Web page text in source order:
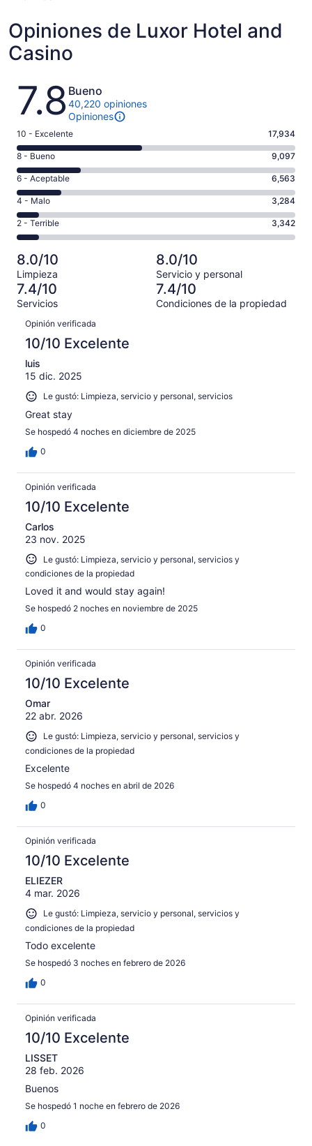
Opiniones de Luxor Hotel and
Casino
Opiniones
7.8 Bueno
40,220 opiniones
Opiniones
Puntuación
de
10,
es
decir,
Excelente.
Basada
en
de
40220
opiniones
10 - Excelente 17,934
Puntuación
de
8,
es
decir,
Bueno.
Basada
en
9097
de
40220
opiniones
8 - Bueno 9,097
Puntuación
de
6,
es
decir,
Basada
en
6563
de
40220
opiniones
6 - Aceptable 6,563
Puntuación
de
4,
es
decir,
Malo.
Basada
en
de
40220
4 - Malo 3,284
Puntuación
de
2,
es
decir,
Terrible.
Basada
en
3342
de
40220
opiniones
2 - Terrible 3,342
8.0/10
Limpieza
8.0/10
Servicio y personal
7.4/10
Servicios
7.4/10
Condiciones de la propiedad
Opiniones
Opinión verificada
10/10 Excelente
luis
15 dic. 2025
Le gustó: Limpieza, servicio y personal, servicios
Great stay
Se hospedó 4 noches en diciembre de 2025
0
Opinión verificada
10/10 Excelente
Carlos
23 nov. 2025
Le gustó: Limpieza, servicio y personal, servicios y
condiciones de la propiedad
Loved it and would stay again!
Se hospedó 2 noches en noviembre de 2025
0
Opinión verificada
10/10 Excelente
Omar
22 abr. 2026
Le gustó: Limpieza, servicio y personal, servicios y
condiciones de la propiedad
Excelente
Se hospedó 4 noches en abril de 2026
0
Opinión verificada
10/10 Excelente
ELIEZER
4 mar. 2026
Le gustó: Limpieza, servicio y personal, servicios y
condiciones de la propiedad
Todo excelente
Se hospedó 3 noches en febrero de 2026
0
Opinión verificada
10/10 Excelente
LISSET
28 feb. 2026
Buenos
Se hospedó 1 noche en febrero de 2026
0